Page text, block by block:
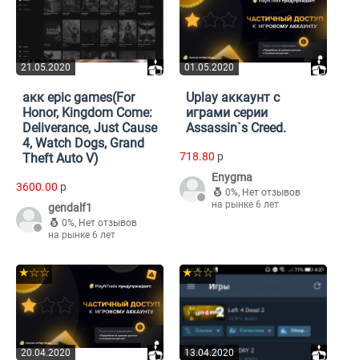
21.05.2020
акк epic games(For
Honor, Kingdom Come:
Deliverance, Just Cause
4, Watch Dogs, Grand
Theft Auto V)
3600.00 p
gendalf1
0%, Нет отзывов
на рынке 6 лет
01.05.2020
Uplay аккаунт с
играми серии
Assassin`s Creed.
718.80 p
Enygma
0%, Нет отзывов
на рынке 6 лет
20.04.2020
★☆☆
13.04.2020
★☆☆